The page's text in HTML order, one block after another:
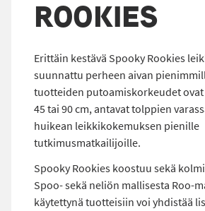
ROOKIES
Erittäin kestävä Spooky Rookies
suunnattu perheen aivan
tuotteiden putoamiskorkeudet
45 tai 90 cm, antavat tolppien
huikean leikkikokemuksen pienille
tutkimusmatkailijoille.
Spooky Rookies koostuu sekä
Spoo- sekä neliön mallisesta Roo-
käytettynä tuotteisiin voi yhdistää